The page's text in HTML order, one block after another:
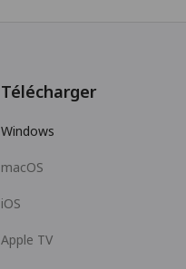
Télécharger
Windows
macOS
iOS
Apple TV